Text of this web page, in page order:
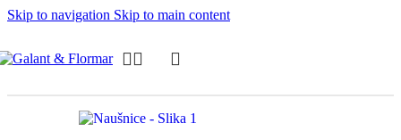
Skip to navigation Skip to main content